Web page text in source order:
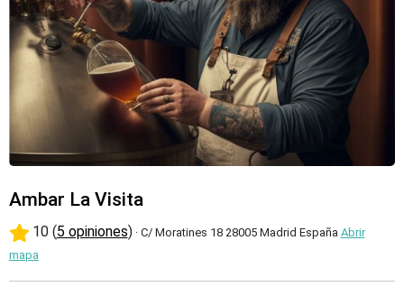
Ambar La Visita
10 (5 opiniones)· C/ Moratines 18 28005 Madrid España Abrir
mapa